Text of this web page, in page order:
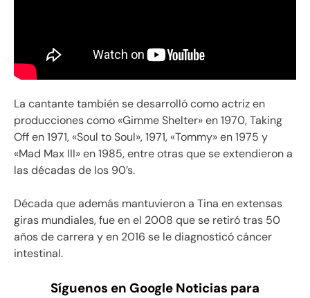
La cantante también se desarrolló como actriz en
producciones como «Gimme Shelter» en 1970, Taking
Off en 1971, «Soul to Soul», 1971, «Tommy» en 1975 y
«Mad Max III» en 1985, entre otras que se extendieron a
las décadas de los 90’s.
Década que además mantuvieron a Tina en extensas
giras mundiales, fue en el 2008 que se retiró tras 50
años de carrera y en 2016 se le diagnosticó cáncer
intestinal.
Síguenos en Google Noticias para